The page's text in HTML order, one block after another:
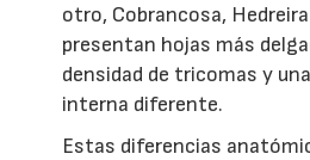
otro, Cobrancosa,
presentan hojas más
densidad de tricomas y
interna diferente.
Estas diferencias